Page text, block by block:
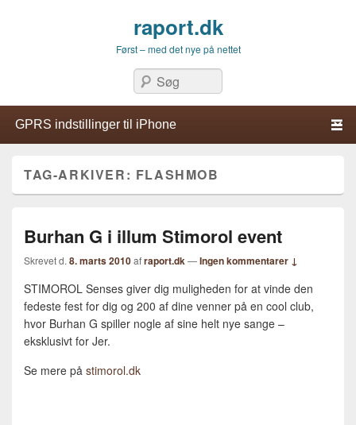
raport.dk
Først – med det nye på nettet
Søg
TAG-ARKIVER: FLASHMOB
Burhan G i illum Stimorol event
Skrevet d. 8. marts 2010afraport.dk—Ingen kommentarer ↓
STIMOROL Senses giver dig muligheden for at vinde den
fedeste fest for dig og 200 af dine venner på en cool club,
hvor Burhan G spiller nogle af sine helt nye sange –
eksklusivt for Jer.
Se mere på stimorol.dk